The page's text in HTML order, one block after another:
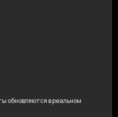
обновляются в реальном